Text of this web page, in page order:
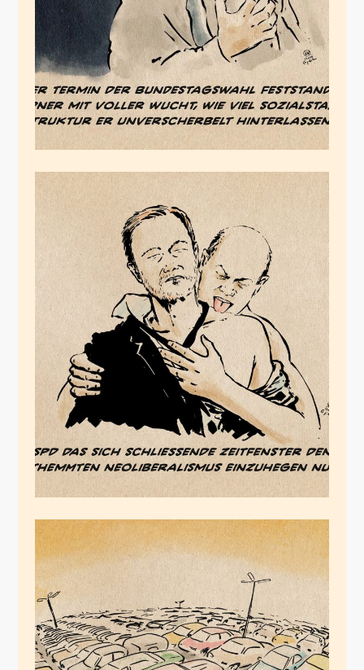
August 24, 2024
Nochmal geil
Rumscholzen
August 13, 2024
Der feuchte Traum